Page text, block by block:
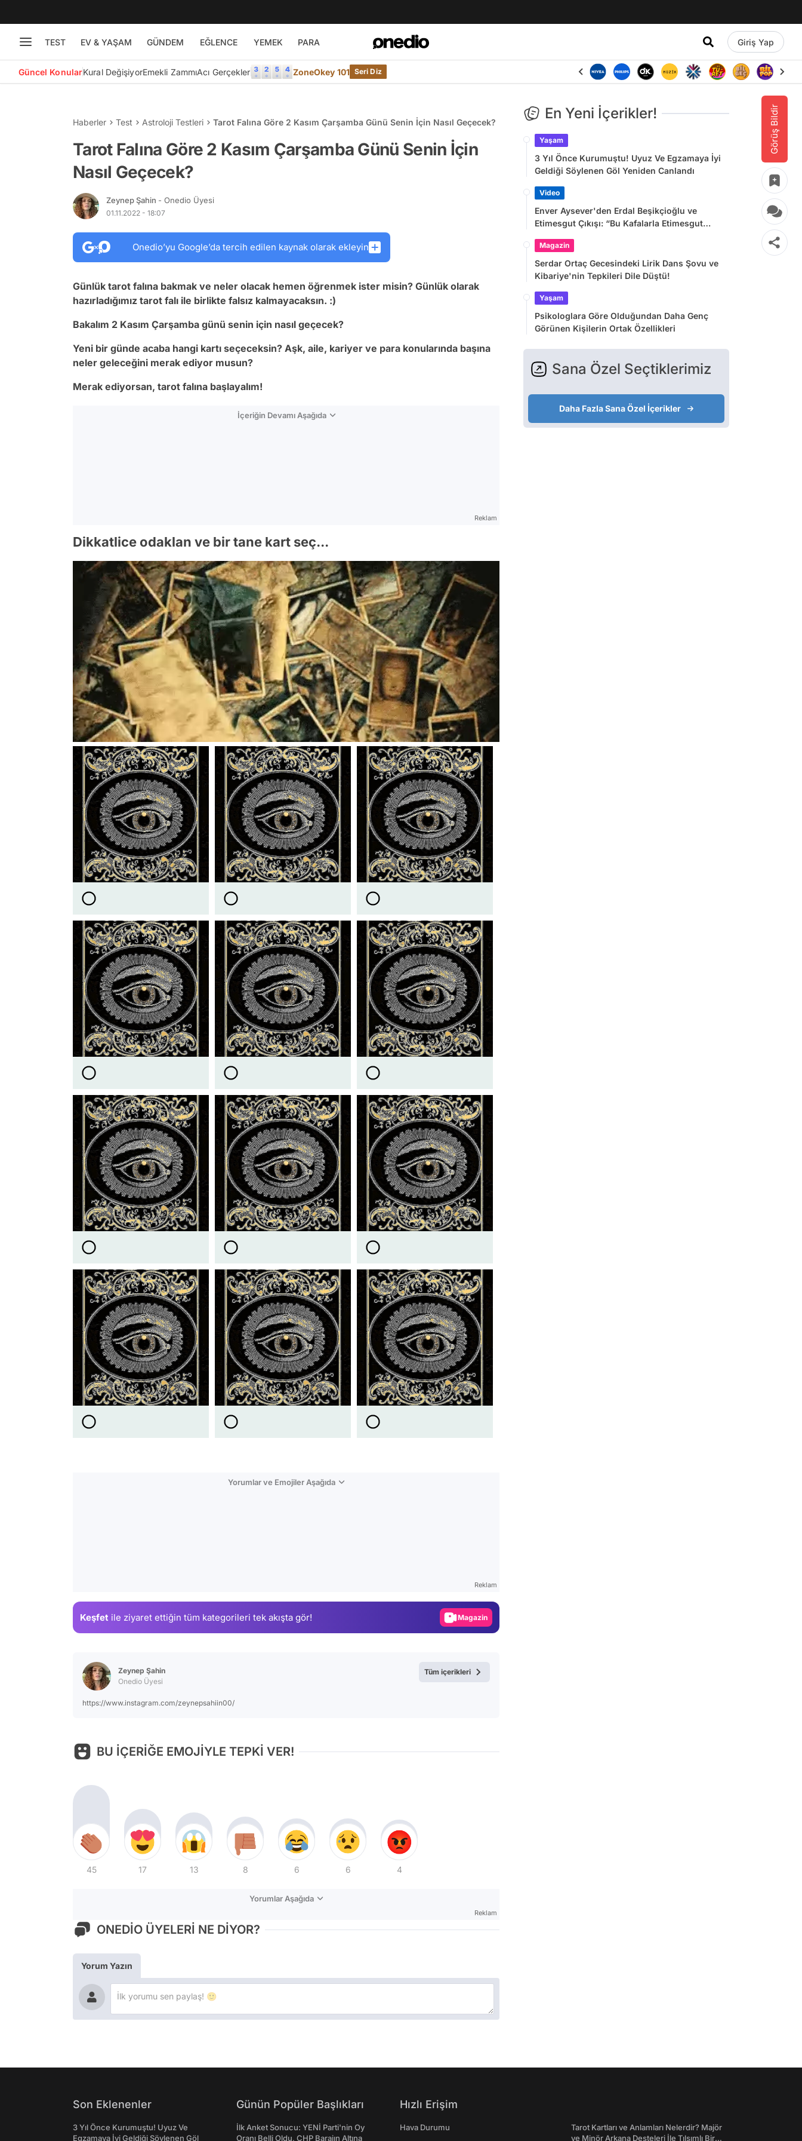
TEST EV & YAŞAM GÜNDEM EĞLENCE YEMEK PARA Giriş Yap
Güncel KonularKural DeğişiyorEmekli ZammıAcı Gerçekler ZoneOkey 101 Seri Diz
Görüş Bildir
Haberler Test Astroloji Testleri Tarot Falına Göre 2 Kasım Çarşamba Günü Senin İçin Nasıl Geçecek?
Tarot Falına Göre 2 Kasım Çarşamba Günü Senin İçin
Nasıl Geçecek?
Zeynep Şahin - Onedio Üyesi
01.11.2022 - 18:07
Onedio’yu Google’da tercih edilen kaynak olarak ekleyin
Günlük tarot falına bakmak ve neler olacak hemen öğrenmek ister misin? Günlük olarak
hazırladığımız tarot falı ile birlikte falsız kalmayacaksın. :)
Bakalım 2 Kasım Çarşamba günü senin için nasıl geçecek?
Yeni bir günde acaba hangi kartı seçeceksin? Aşk, aile, kariyer ve para konularında başına
neler geleceğini merak ediyor musun?
Merak ediyorsan, tarot falına başlayalım!
İçeriğin Devamı Aşağıda
Reklam
Dikkatlice odaklan ve bir tane kart seç...
Yorumlar ve Emojiler Aşağıda
Reklam
Keşfet ile ziyaret ettiğin tüm kategorileri tek akışta gör! Video
Zeynep Şahin
Onedio Üyesi
https://www.instagram.com/zeynepsahiin00/
Tüm içerikleri
BU İÇERİĞE EMOJİYLE TEPKİ VER!
45 17 13 8 6 6 4
Yorumlar Aşağıda
Reklam
ONEDİO ÜYELERİ NE DİYOR?
Yorum Yazın
En Yeni İçerikler!
Yaşam
3 Yıl Önce Kurumuştu! Uyuz Ve Egzamaya İyi
Geldiği Söylenen Göl Yeniden Canlandı
Video
Enver Aysever'den Erdal Beşikçioğlu ve
Etimesgut Çıkışı: “Bu Kafalarla Etimesgut
Magazin
Serdar Ortaç Gecesindeki Lirik Dans Şovu ve
Kibariye'nin Tepkileri Dile Düştü!
Yaşam
Psikologlara Göre Olduğundan Daha Genç
Görünen Kişilerin Ortak Özellikleri
Sana Özel Seçtiklerimiz
Daha Fazla Sana Özel İçerikler
Son Eklenenler
3 Yıl Önce Kurumuştu! Uyuz Ve
Egzamaya İyi Geldiği Söylenen Göl
Günün Popüler Başlıkları
İlk Anket Sonucu: YENİ Parti'nin Oy
Oranı Belli Oldu, CHP Barajın Altına
Hızlı Erişim
Hava Durumu
Tarot Kartları ve Anlamları Nelerdir? Majör
ve Minör Arkana Desteleri İle Tılsımlı Bir